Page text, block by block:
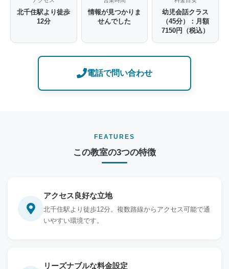
北千住駅より徒歩
12分
情報が見つかりま
せんでした
幼児会話クラス
（45分）：月額
7150円（税込）
電話で問い合わせ
FEATURES
この教室の3つの特徴
アクセス良好な立地
北千住駅より徒歩12分。複数路線からアクセス可能で通
いやすい環境です。
リーズナブルな料金設定